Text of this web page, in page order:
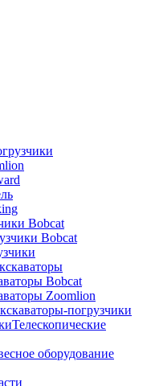
Bobcat
Bobcat
Bobcat
Zoomlion
погрузчики
Телескопические
оборудование